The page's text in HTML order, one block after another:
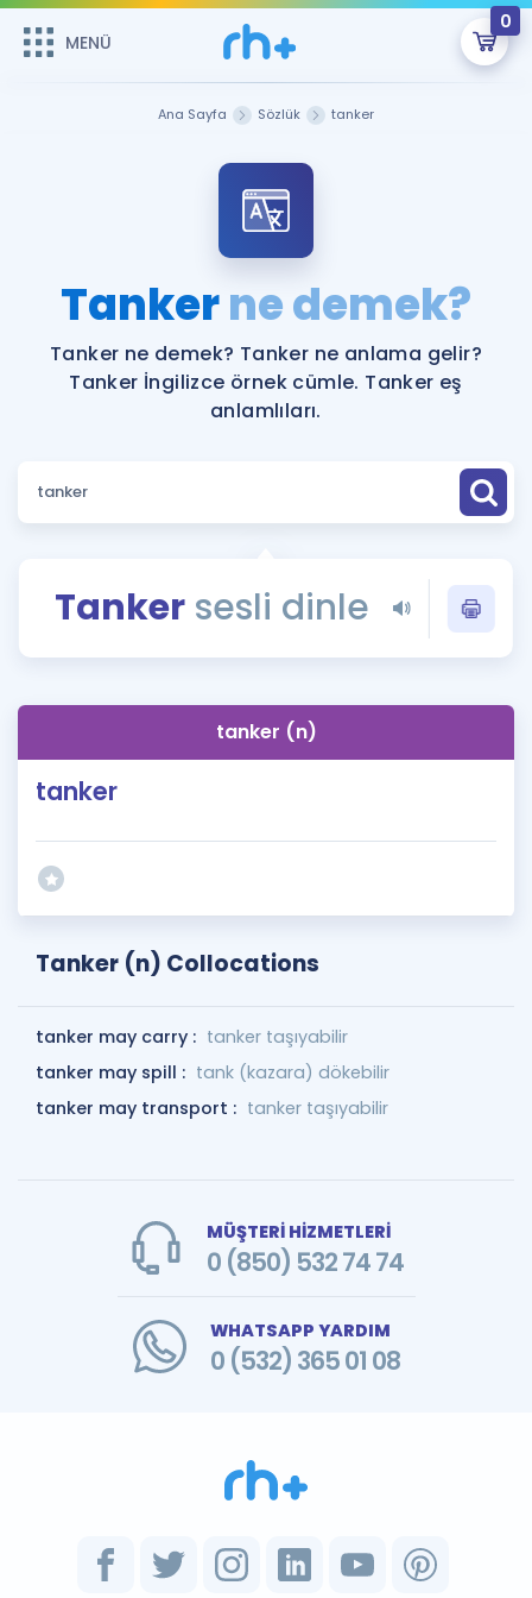
MENÜ
0
ÜYE DEĞİLİM
Sepetin Şu An Boş.
Remzi Hoca ile seni sınava hazırlayacak onlarca eğitim seni
bekliyor!
MENÜ
Faydalı Araçlar
Sözlük
Rehberlik Aracı
ÖSYM Sınav Takvimi
Kampanyalar
Blog
Hakkımızda
Ana Sayfa Sözlük tanker
Tankerne demek?
Tanker ne demek? Tanker ne anlama gelir?
Tanker İngilizce örnek cümle. Tanker eş
anlamlıları.
Tankersesli dinle
tanker (n)
tanker
Tanker (n) Collocations
tanker may carry : tanker taşıyabilir
tanker may spill : tank (kazara) dökebilir
tanker may transport : tanker taşıyabilir
MÜŞTERİ HİZMETLERİ
0 (850) 532 74 74
WHATSAPP YARDIM
0 (532) 365 01 08